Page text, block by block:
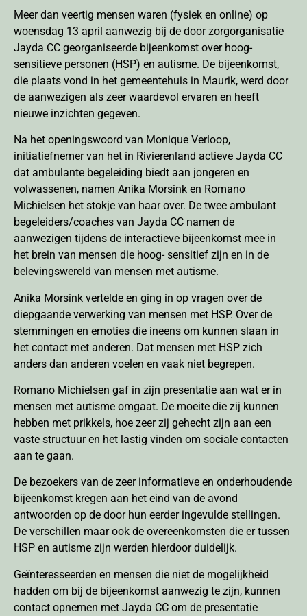
Meer dan veertig mensen waren (fysiek en online) op
woensdag 13 april aanwezig bij de door zorgorganisatie
Jayda CC georganiseerde bijeenkomst over hoog-
sensitieve personen (HSP) en autisme. De bijeenkomst,
die plaats vond in het gemeentehuis in Maurik, werd door
de aanwezigen als zeer waardevol ervaren en heeft
nieuwe inzichten gegeven.
Na het openingswoord van Monique Verloop,
initiatiefnemer van het in Rivierenland actieve Jayda CC
dat ambulante begeleiding biedt aan jongeren en
volwassenen, namen Anika Morsink en Romano
Michielsen het stokje van haar over. De twee ambulant
begeleiders/coaches van Jayda CC namen de
aanwezigen tijdens de interactieve bijeenkomst mee in
het brein van mensen die hoog- sensitief zijn en in de
belevingswereld van mensen met autisme.
Anika Morsink vertelde en ging in op vragen over de
diepgaande verwerking van mensen met HSP. Over de
stemmingen en emoties die ineens om kunnen slaan in
het contact met anderen. Dat mensen met HSP zich
anders dan anderen voelen en vaak niet begrepen.
Romano Michielsen gaf in zijn presentatie aan wat er in
mensen met autisme omgaat. De moeite die zij kunnen
hebben met prikkels, hoe zeer zij gehecht zijn aan een
vaste structuur en het lastig vinden om sociale contacten
aan te gaan.
De bezoekers van de zeer informatieve en onderhoudende
bijeenkomst kregen aan het eind van de avond
antwoorden op de door hun eerder ingevulde stellingen.
De verschillen maar ook de overeenkomsten die er tussen
HSP en autisme zijn werden hierdoor duidelijk.
Geïnteresseerden en mensen die niet de mogelijkheid
hadden om bij de bijeenkomst aanwezig te zijn, kunnen
contact opnemen met Jayda CC om de presentatie